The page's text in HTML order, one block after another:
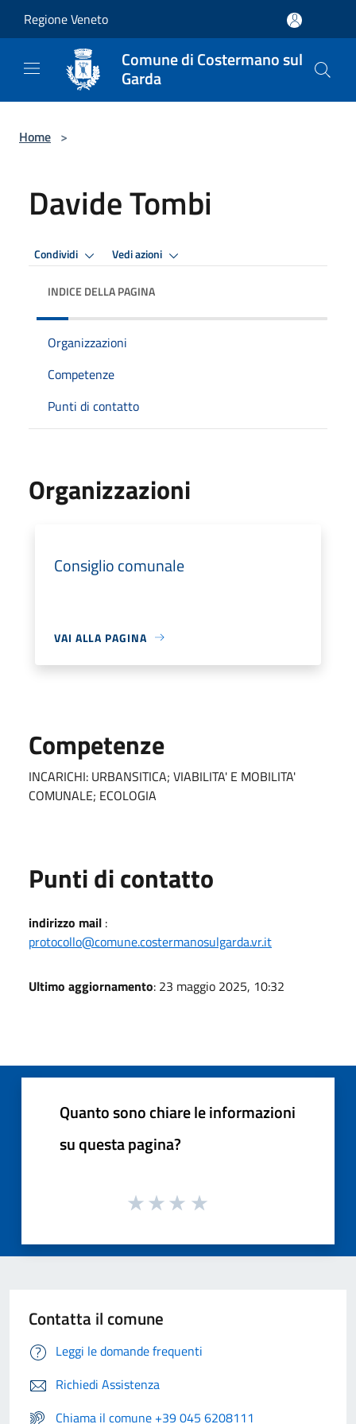
Regione Veneto
Comune di Costermano sul
Garda
Home >
Davide Tombi
Condividi Vedi azioni
INDICE DELLA PAGINA
Organizzazioni
Competenze
Punti di contatto
Organizzazioni
Consiglio comunale
VAI ALLA PAGINA
Competenze
INCARICHI: URBANSITICA; VIABILITA' E MOBILITA'
COMUNALE; ECOLOGIA
Punti di contatto
indirizzo mail :
protocollo@comune.costermanosulgarda.vr.it
Ultimo aggiornamento: 23 maggio 2025, 10:32
Quanto sono chiare le informazioni
su questa pagina?
Contatta il comune
Leggi le domande frequenti
Richiedi Assistenza
Chiama il comune +39 045 6208111